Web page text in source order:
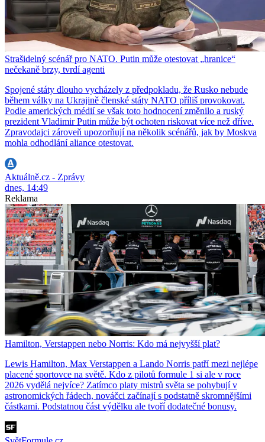
Strašidelný scénář pro NATO. Putin může otestovat „hranice“
nečekaně brzy, tvrdí agenti
Spojené státy dlouho vycházely z předpokladu, že Rusko nebude
během války na Ukrajině členské státy NATO příliš provokovat.
Podle amerických médií se však toto hodnocení změnilo a ruský
prezident Vladimir Putin může být ochoten riskovat více než dříve.
Zpravodajci zároveň upozorňují na několik scénářů, jak by Moskva
mohla odhodlání aliance otestovat.
Aktuálně.cz - Zprávy
dnes, 14:49
Reklama
Hamilton, Verstappen nebo Norris: Kdo má nejvyšší plat?
Lewis Hamilton, Max Verstappen a Lando Norris patří mezi nejlépe
placené sportovce na světě. Kdo z pilotů formule 1 si ale v roce
2026 vydělá nejvíce? Zatímco platy mistrů světa se pohybují v
astronomických řádech, nováčci začínají s podstatně skromnějšími
částkami. Podstatnou část výdělku ale tvoří dodatečné bonusy.